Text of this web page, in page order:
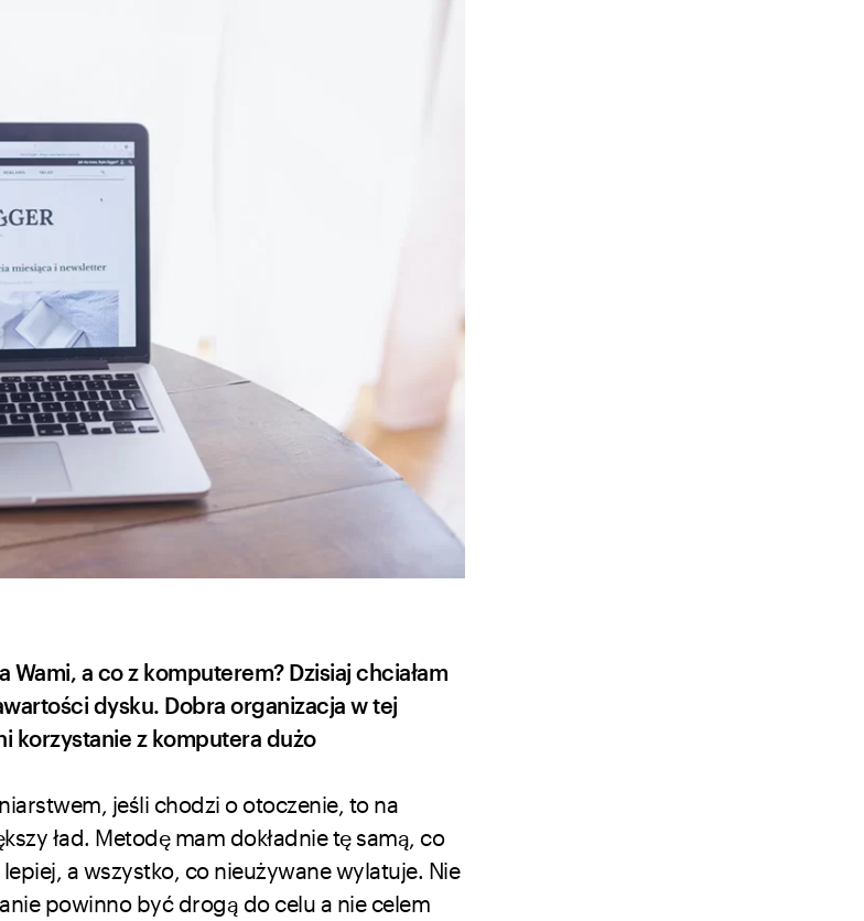
a co z komputerem? Dzisiaj chciałam
dysku. Dobra organizacja w tej
korzystanie z komputera dużo
jeśli chodzi o otoczenie, to na
ład. Metodę mam dokładnie tę samą, co
a wszystko, co nieużywane wylatuje. Nie
powinno być drogą do celu a nie celem